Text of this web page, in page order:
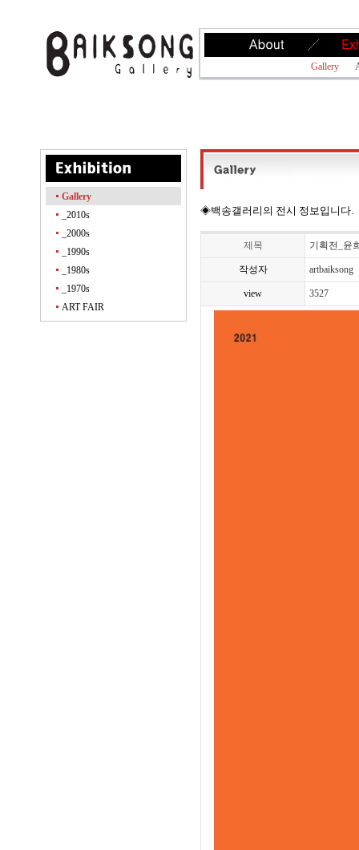
Gallery
Gallery
_2010s
_2000s
_1990s
_1980s
_1970s
ART FAIR
◈백송갤러리의 전시 정보입니다.
제목 기획전_윤
작성자 artbaiksong
view 3527